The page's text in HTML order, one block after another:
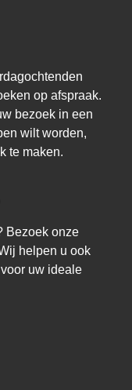
op afspraak.
bezoek in een
wilt worden,
te maken.
Bezoek onze
helpen u ook
uw ideale